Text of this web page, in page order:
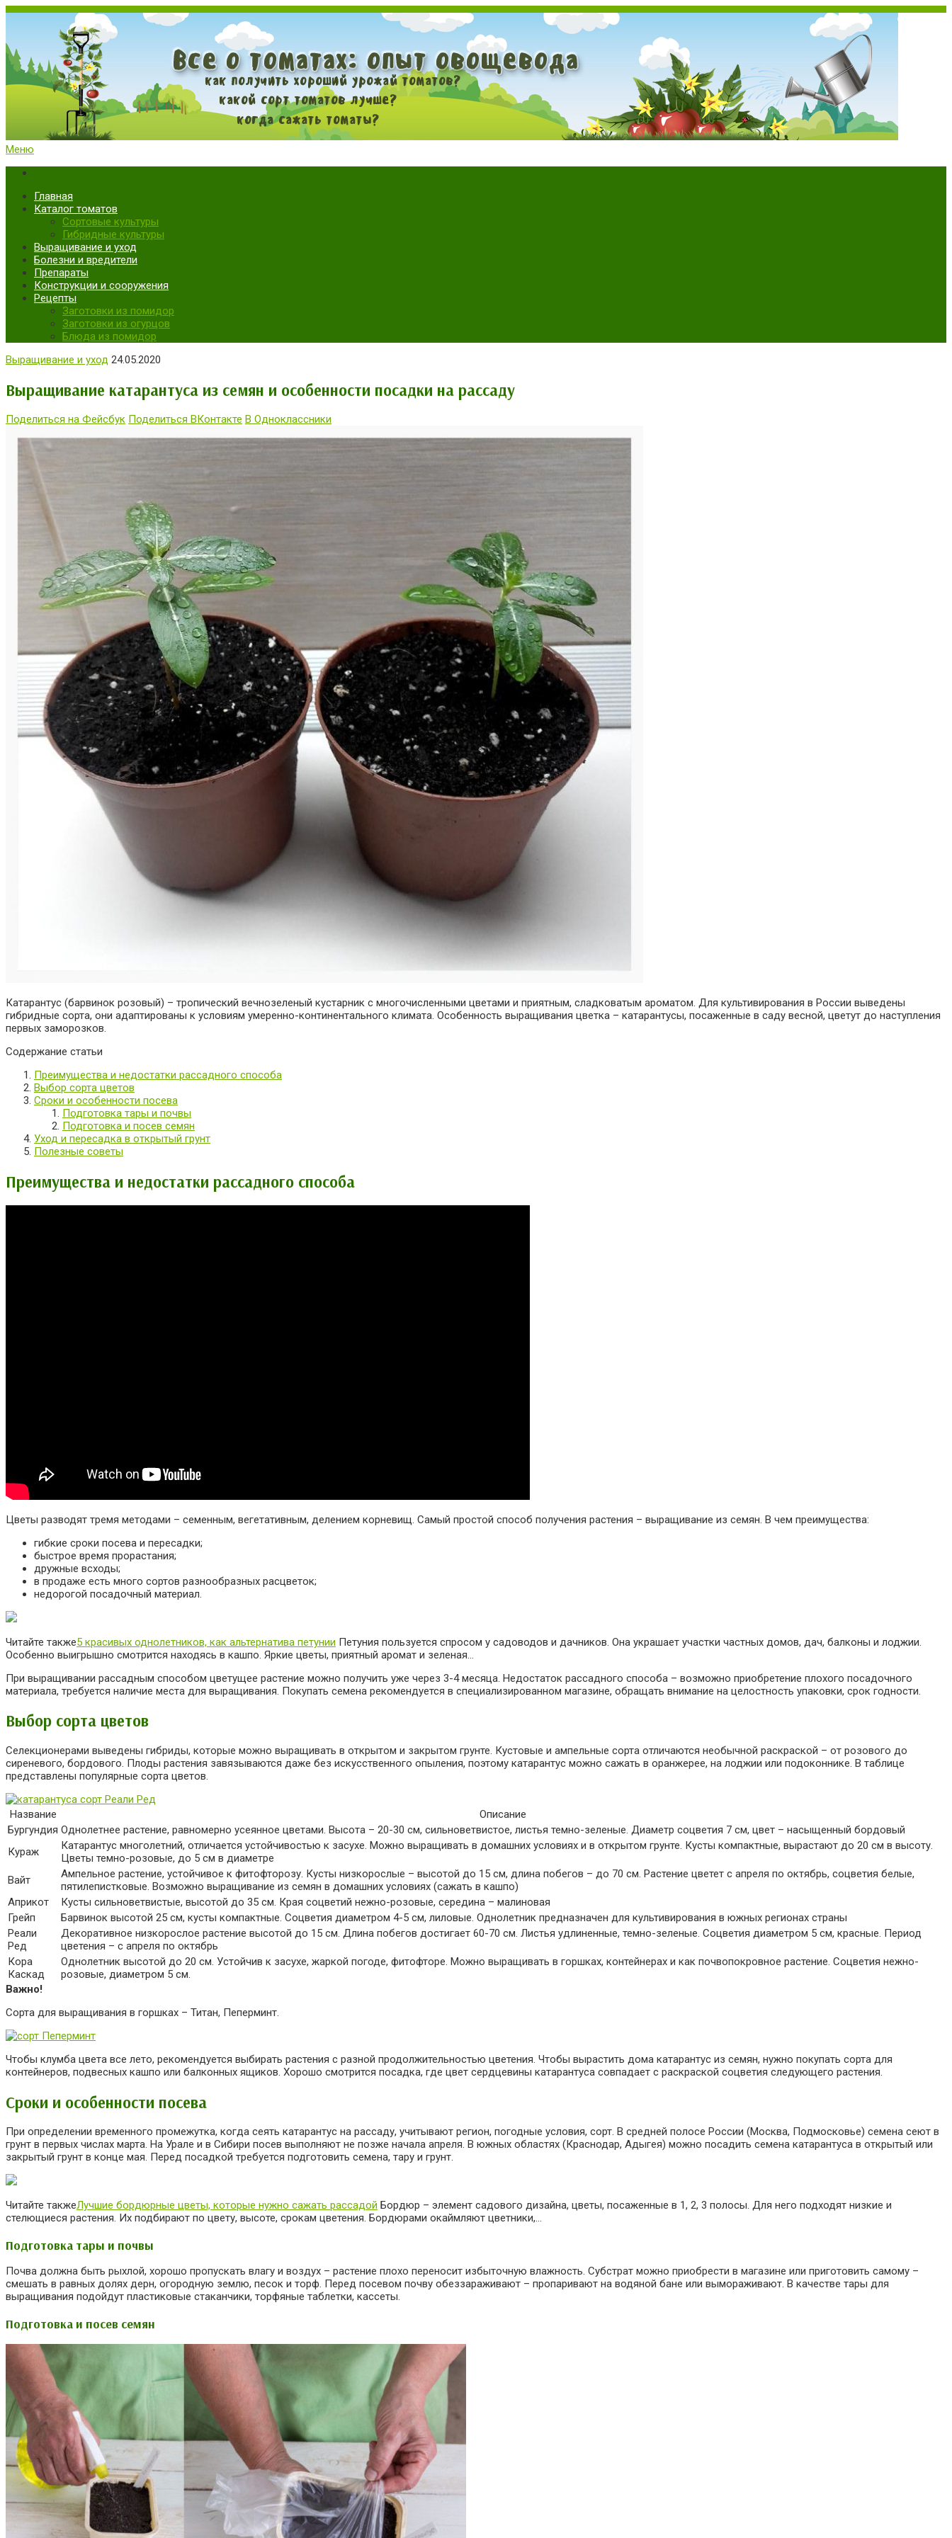
Меню
Главная
Каталог томатов
Сортовые культуры
Гибридные культуры
Выращивание и уход
Болезни и вредители
Препараты
Конструкции и сооружения
Рецепты
Заготовки из помидор
Заготовки из огурцов
Блюда из помидор
Выращивание и уход 24.05.2020
Выращивание катарантуса из семян и особенности посадки на рассаду
Поделиться на Фейсбук Поделиться ВКонтакте В Одноклассники
Катарантус (барвинок розовый) – тропический вечнозеленый кустарник с многочисленными цветами и приятным, сладковатым ароматом. Для культивирования в России выведены
гибридные сорта, они адаптированы к условиям умеренно-континентального климата. Особенность выращивания цветка – катарантусы, посаженные в саду весной, цветут до наступления
первых заморозков.
Содержание статьи
Преимущества и недостатки рассадного способа
Выбор сорта цветов
Сроки и особенности посева
Подготовка тары и почвы
Подготовка и посев семян
Уход и пересадка в открытый грунт
Полезные советы
Преимущества и недостатки рассадного способа
Цветы разводят тремя методами – семенным, вегетативным, делением корневищ. Самый простой способ получения растения – выращивание из семян. В чем преимущества:
гибкие сроки посева и пересадки;
быстрое время прорастания;
дружные всходы;
в продаже есть много сортов разнообразных расцветок;
недорогой посадочный материал.
Читайте также5 красивых однолетников, как альтернатива петунии Петуния пользуется спросом у садоводов и дачников. Она украшает участки частных домов, дач, балконы и лоджии.
Особенно выигрышно смотрится находясь в кашпо. Яркие цветы, приятный аромат и зеленая…
При выращивании рассадным способом цветущее растение можно получить уже через 3-4 месяца. Недостаток рассадного способа – возможно приобретение плохого посадочного
материала, требуется наличие места для выращивания. Покупать семена рекомендуется в специализированном магазине, обращать внимание на целостность упаковки, срок годности.
Выбор сорта цветов
Селекционерами выведены гибриды, которые можно выращивать в открытом и закрытом грунте. Кустовые и ампельные сорта отличаются необычной раскраской – от розового до
сиреневого, бордового. Плоды растения завязываются даже без искусственного опыления, поэтому катарантус можно сажать в оранжерее, на лоджии или подоконнике. В таблице
представлены популярные сорта цветов.
Название
Описание
Бургундия Однолетнее растение, равномерно усеянное цветами. Высота – 20-30 см, сильноветвистое, листья темно-зеленые. Диаметр соцветия 7 см, цвет – насыщенный бордовый
Кураж
Катарантус многолетний, отличается устойчивостью к засухе. Можно выращивать в домашних условиях и в открытом грунте. Кусты компактные, вырастают до 20 см в высоту.
Цветы темно-розовые, до 5 см в диаметре
Вайт
Ампельное растение, устойчивое к фитофторозу. Кусты низкорослые – высотой до 15 см, длина побегов – до 70 см. Растение цветет с апреля по октябрь, соцветия белые,
пятилепистковые. Возможно выращивание из семян в домашних условиях (сажать в кашпо)
Априкот
Кусты сильноветвистые, высотой до 35 см. Края соцветий нежно-розовые, середина – малиновая
Грейп
Барвинок высотой 25 см, кусты компактные. Соцветия диаметром 4-5 см, лиловые. Однолетник предназначен для культивирования в южных регионах страны
Реали
Ред
Декоративное низкорослое растение высотой до 15 см. Длина побегов достигает 60-70 см. Листья удлиненные, темно-зеленые. Соцветия диаметром 5 см, красные. Период
цветения – с апреля по октябрь
Кора
Каскад
Однолетник высотой до 20 см. Устойчив к засухе, жаркой погоде, фитофторе. Можно выращивать в горшках, контейнерах и как почвопокровное растение. Соцветия нежно-
розовые, диаметром 5 см.
Важно!
Сорта для выращивания в горшках – Титан, Пеперминт.
Чтобы клумба цвета все лето, рекомендуется выбирать растения с разной продолжительностью цветения. Чтобы вырастить дома катарантус из семян, нужно покупать сорта для
контейнеров, подвесных кашпо или балконных ящиков. Хорошо смотрится посадка, где цвет сердцевины катарантуса совпадает с раскраской соцветия следующего растения.
Сроки и особенности посева
При определении временного промежутка, когда сеять катарантус на рассаду, учитывают регион, погодные условия, сорт. В средней полосе России (Москва, Подмосковье) семена сеют в
грунт в первых числах марта. На Урале и в Сибири посев выполняют не позже начала апреля. В южных областях (Краснодар, Адыгея) можно посадить семена катарантуса в открытый или
закрытый грунт в конце мая. Перед посадкой требуется подготовить семена, тару и грунт.
Читайте такжеЛучшие бордюрные цветы, которые нужно сажать рассадой Бордюр – элемент садового дизайна, цветы, посаженные в 1, 2, 3 полосы. Для него подходят низкие и
стелющиеся растения. Их подбирают по цвету, высоте, срокам цветения. Бордюрами окаймляют цветники,…
Подготовка тары и почвы
Почва должна быть рыхлой, хорошо пропускать влагу и воздух – растение плохо переносит избыточную влажность. Субстрат можно приобрести в магазине или приготовить самому –
смешать в равных долях дерн, огородную землю, песок и торф. Перед посевом почву обеззараживают – пропаривают на водяной бане или вымораживают. В качестве тары для
выращивания подойдут пластиковые стаканчики, торфяные таблетки, кассеты.
Подготовка и посев семян